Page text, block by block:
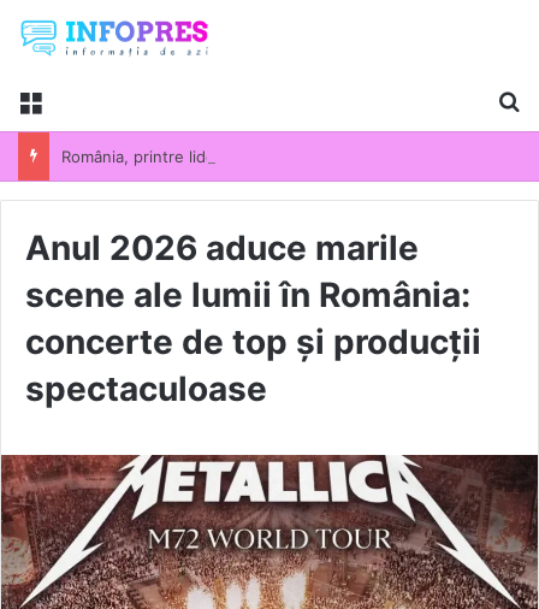
Menu
Anul 2026 aduce marile
scene ale lumii în România:
concerte de top și producții
spectaculoase